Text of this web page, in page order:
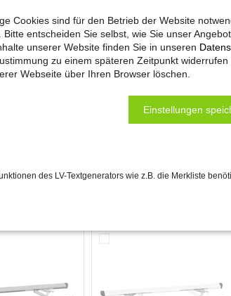
V DC
24 V DC
Cookies sind für den Betrieb der Website
entscheiden Sie selbst, wie Sie unser
unserer Website finden Sie in unseren
zu einem späteren Zeitpunkt
Webseite über Ihren Browser löschen.
Einstellungen
des LV-Textgenerators wie z.B. die Merkliste